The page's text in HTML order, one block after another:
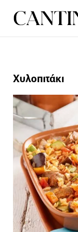
ΣΥΝΤΑΓΕΣ
Χυλοπιτάκι